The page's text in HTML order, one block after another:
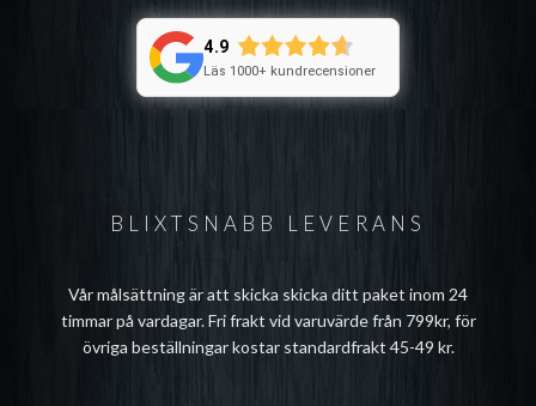
BLIXTSNABB LEVERANS
Vår målsättning är att skicka skicka ditt paket inom 24
timmar på vardagar. Fri frakt vid varuvärde från 799kr, för
övriga beställningar kostar standardfrakt 45-49 kr.
4.9
Läs 1000+ kundrecensioner